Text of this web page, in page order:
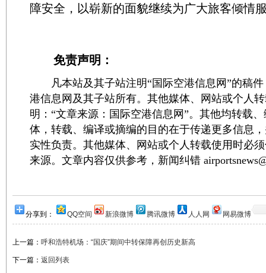
障安全，以崭新的面貌继续为广大旅客倾情
免责声明：
凡本站及其子站注明“国际空港信息网”的稿件
港信息网及其子站所有。其他媒体、网站或个人
明：“文章来源：国际空港信息网”。其他均转载
体，转载、编译或摘编的目的在于传递更多信息
实性负责。其他媒体、网站或个人转载使用时必
来源。文章内容仅供参考，新闻纠错
分享到： QQ空间 新浪微博 腾讯微博 人人网 网易微博
上一篇： 呼和浩特机场：“国庆”期间中转保障再创历史新高
下一篇： 返回列表